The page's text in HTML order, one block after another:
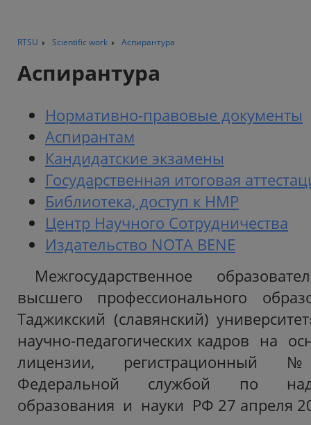
RTSU Scientific work Аспирантура
Аспирантура
Нормативно-правовые документы
Аспирантам
Кандидатские экзамены
Государственная итоговая
Библиотека, доступ к НМР
Центр Научного Сотрудничества
Издательство NOTA BENE
Межгосударственное
высшего профессионального
Таджикский (славянский)
научно-педагогических кадров на
лицензии, регистрационный
Федеральной службой по
образования и науки РФ 27 апреля